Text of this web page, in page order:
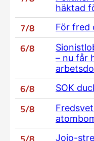
häktad
7/8 För fred
6/8
– nu får
6/8 SOK
5/8
Jojo-